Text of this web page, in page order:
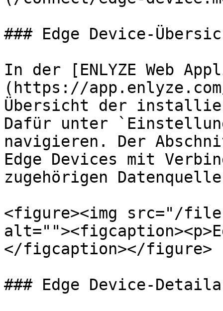
### Edge Device-
In der [ENLYZE Web
(https://
Übersicht der
Dafür unter
navigieren. Der
Edge Devices mit
zugehörigen
<figure><img src="/
</figcaption></figure>
### Edge Device-